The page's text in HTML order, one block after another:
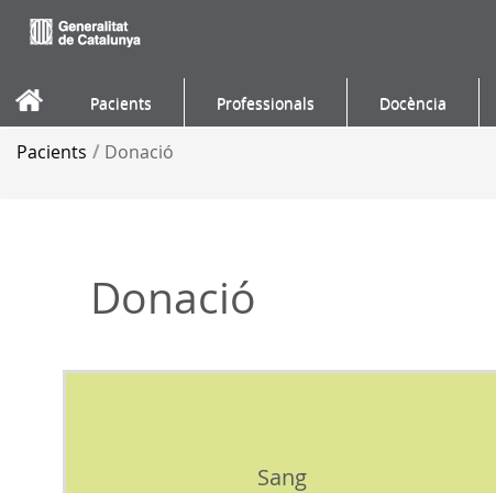
Pacients Professionals Docència
Pacients / Donació
Donació
Sang